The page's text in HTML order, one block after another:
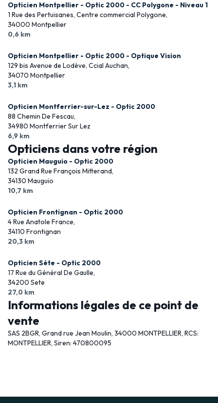
Opticien Montpellier - Optic 2000 - CC Polygone - Niveau 1
1 Rue des Pertuisanes, Centre commercial Polygone,
34000 Montpellier
0,6 km
Opticien Montpellier - Optic 2000 - Optique Vision
129 bis Avenue de Lodève, Ccial Auchan,
34070 Montpellier
3,1 km
Opticien Montferrier-sur-Lez - Optic 2000
88 Chemin De Fescau,
34980 Montferrier Sur Lez
6,9 km
Opticiens dans votre région
Opticien Mauguio - Optic 2000
132 Grand Rue François Mitterand,
34130 Mauguio
10,7 km
Opticien Frontignan - Optic 2000
4 Rue Anatole France,
34110 Frontignan
20,3 km
Opticien Sète - Optic 2000
17 Rue du Général De Gaulle,
34200 Sete
27,0 km
Informations légales de ce point de
vente
SAS 2BGR, Grand rue Jean Moulin, 34000 MONTPELLIER, RCS:
MONTPELLIER, Siren: 470800095